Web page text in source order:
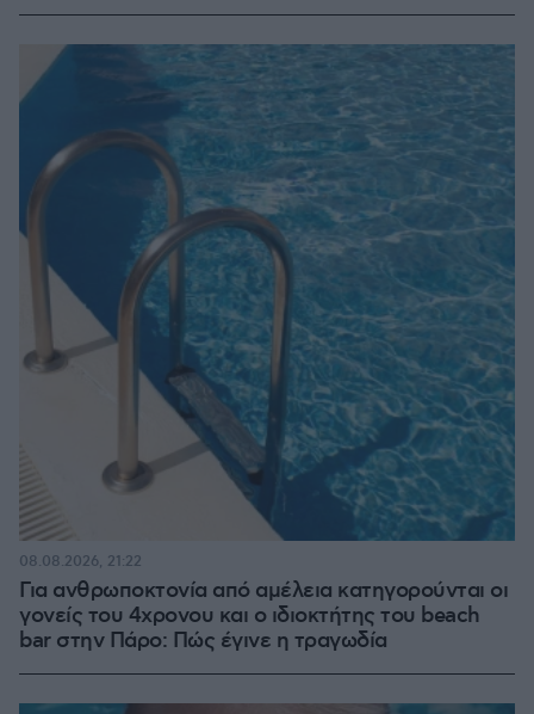
Για ανθρωποκτονία από αμέλεια κατηγορούνται οι
γονείς του 4χρονου και ο ιδιοκτήτης του beach
bar στην Πάρο: Πώς έγινε η τραγωδία
08.08.2026, 21:22